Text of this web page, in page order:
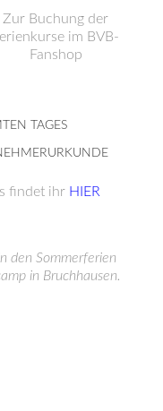
Zur Buchung der
im BVB-
Fanshop
TAGES
findet ihr HIER
den Sommerferien
in Bruchhausen.